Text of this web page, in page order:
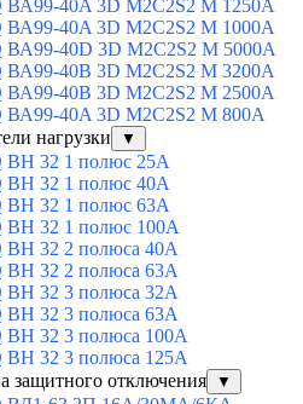
ВА99-40A 3D M2C2S2 M 1250A
ВА99-40A 3D M2C2S2 M 1000A
ВА99-40D 3D M2C2S2 M 5000A
ВА99-40B 3D M2C2S2 M 3200A
ВА99-40B 3D M2C2S2 M 2500A
ВА99-40A 3D M2C2S2 M 800A
нагрузки
▼
ВН 32 1 полюс 25А
ВН 32 1 полюс 40А
ВН 32 1 полюс 63А
ВН 32 1 полюс 100A
ВН 32 2 полюса 40А
ВН 32 2 полюса 63А
ВН 32 3 полюса 32А
ВН 32 3 полюса 63А
ВН 32 3 полюса 100А
ВН 32 3 полюса 125А
защитного отключения
▼